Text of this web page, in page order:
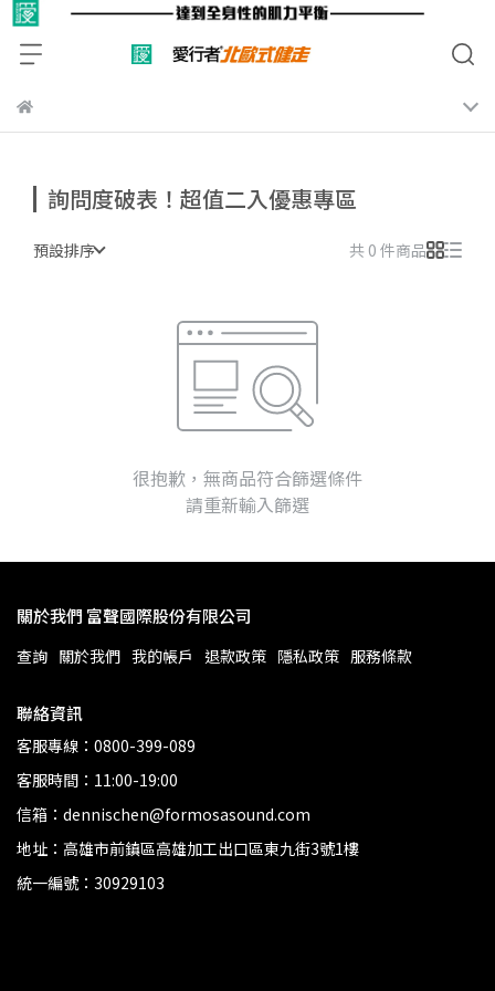
詢問度破表！超值二入優惠專區
預設排序 共 0 件商品
很抱歉，無商品符合篩選條件
請重新輸入篩選
關於我們 富聲國際股份有限公司
查詢 關於我們 我的帳戶 退款政策 隱私政策 服務條款
聯絡資訊
客服專線：0800-399-089
客服時間：11:00-19:00
信箱：dennischen@formosasound.com
地址：高雄市前鎮區高雄加工出口區東九街3號1樓
統一編號：30929103